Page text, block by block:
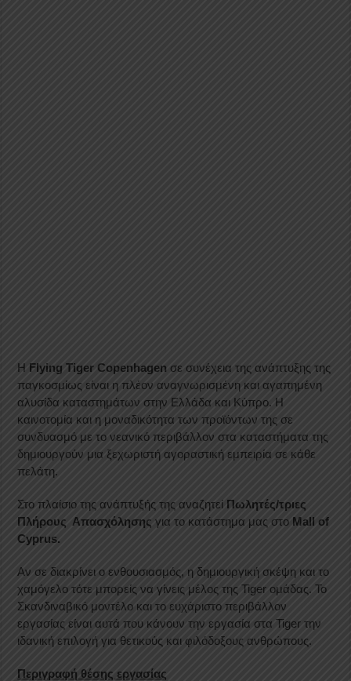
Η Flying Tiger Copenhagen σε συνέχεια της ανάπτυξης της
παγκοσμίως είναι η πλέον αναγνωρισμένη και αγαπημένη
αλυσίδα καταστημάτων στην Ελλάδα και Κύπρο. Η
καινοτομία και η μοναδικότητα των προϊόντων της σε
συνδυασμό με το νεανικό περιβάλλον στα καταστήματα της
δημιουργούν μια ξεχωριστή αγοραστική εμπειρία σε κάθε
πελάτη.
Στο πλαίσιο της ανάπτυξής της αναζητεί Πωλητές/τριες
Πλήρους Απασχόλησης για το κατάστημα μας στo Mall of
Cyprus.
Αν σε διακρίνει ο ενθουσιασμός, η δημιουργική σκέψη και το
χαμόγελο τότε μπορείς να γίνεις μέλος της Tiger ομάδας. Το
Σκανδιναβικό μοντέλο και το ευχάριστο περιβάλλον
εργασίας είναι αυτά που κάνουν την εργασία στα Tiger την
ιδανική επιλογή για θετικούς και φιλόδοξους ανθρώπους.
Περιγραφή θέσης εργασίας